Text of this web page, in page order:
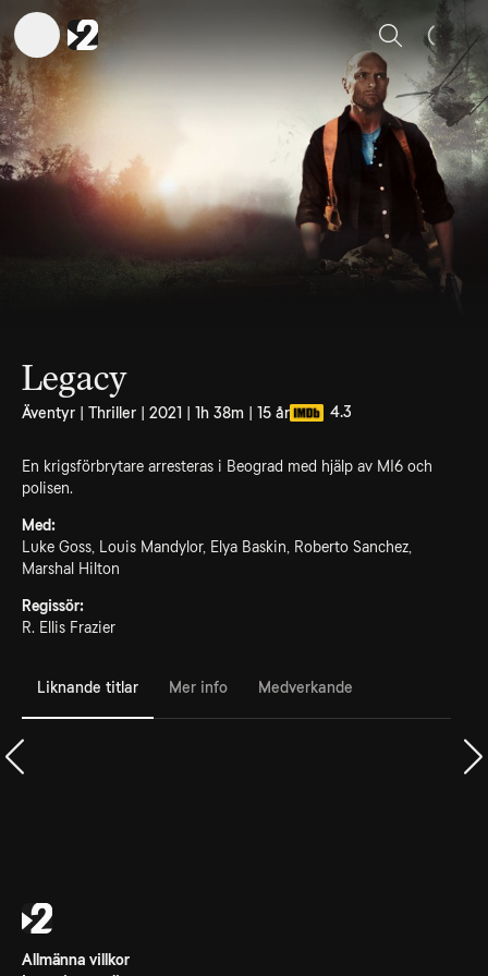
Sök
Legacy
Äventyr | Thriller | 2021 | 1h 38m | 15 år 4.3
En krigsförbrytare arresteras i Beograd med hjälp av MI6 och
polisen.
Med:
Luke Goss, Louis Mandylor, Elya Baskin, Roberto Sanchez,
Marshal Hilton
Regissör:
R. Ellis Frazier
Liknande titlar Mer info Medverkande
Allmänna villkor